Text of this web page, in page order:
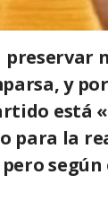
y
la